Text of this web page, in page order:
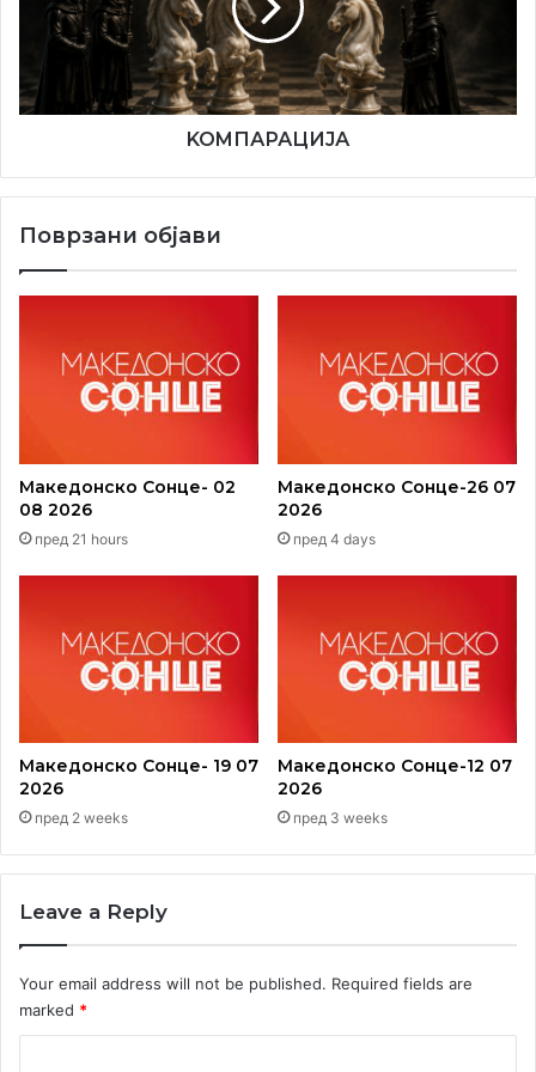
KOMПАРАЦИЈА
Поврзани објави
Македонско Сонце- 02
08 2026
пред 21 hours
Македонско Сонце-26 07
2026
пред 4 days
Македонско Сонце- 19 07
2026
пред 2 weeks
Македонско Сонце-12 07
2026
пред 3 weeks
Leave a Reply
Your email address will not be published. Required fields are
marked *